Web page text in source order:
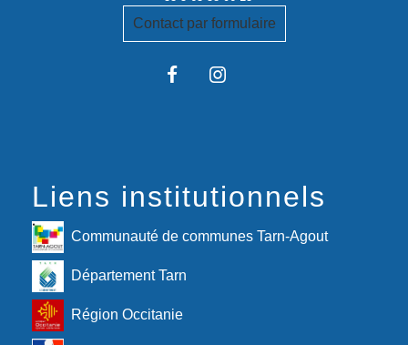
Contact par formulaire
Liens institutionnels
Communauté de communes Tarn-Agout
Département Tarn
Région Occitanie